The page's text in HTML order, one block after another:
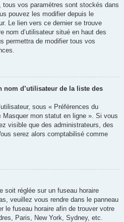
vos paramètres sont stockés dans
pouvez les modifier depuis le
Le lien vers ce dernier se trouve
nom d’utilisateur situé en haut des
permettra de modifier tous vos
nom d’utilisateur de la liste des
sous « Préférences du
Masquer mon statut en ligne ». Si vous
visible que des administrateurs, des
serez alors comptabilisé comme
soit réglée sur un fuseau horaire
veuillez vous rendre dans le panneau
le fuseau horaire afin de trouver votre
Paris, New York, Sydney, etc.